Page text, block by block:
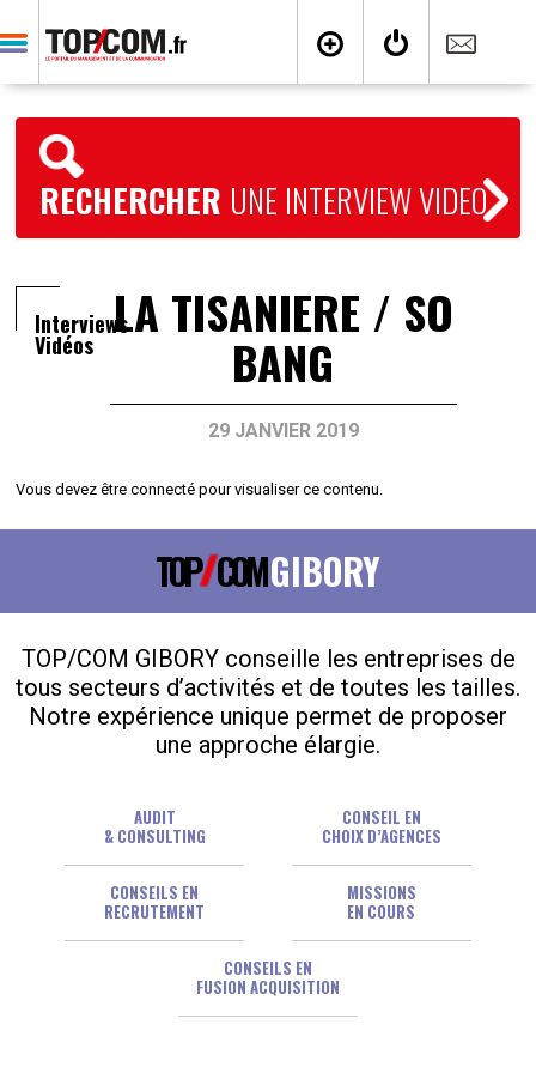
RECHERCHER UNE INTERVIEW VIDEO
Interviews
Vidéos LA TISANIERE / SO
BANG
29 JANVIER 2019
Vous devez être connecté pour visualiser ce contenu.
TOP COMGIBORY
TOP/COM GIBORY conseille les entreprises de
tous secteurs d’activités et de toutes les tailles.
Notre expérience unique permet de proposer
une approche élargie.
AUDIT
& CONSULTING
CONSEIL EN
CHOIX D’AGENCES
CONSEILS EN
RECRUTEMENT
MISSIONS
EN COURS
CONSEILS EN
FUSION ACQUISITION